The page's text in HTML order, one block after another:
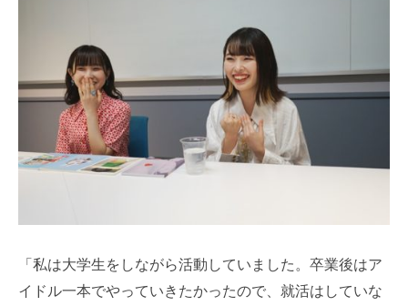
「私は大学生をしながら活動していました。卒業後はア
イドル一本でやっていきたかったので、就活はしていな